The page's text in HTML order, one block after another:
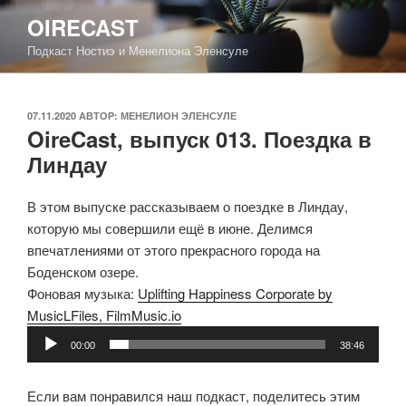
Перейти
содержимому
OIRECAST
Подкаст Ностиэ и Менелиона Эленсуле
ОПУБЛИКОВАНО
07.11.2020 АВТОР: МЕНЕЛИОН ЭЛЕНСУЛЕ
OireCast, выпуск 013. Поездка в
Линдау
В этом выпуске рассказываем о поездке в Линдау,
которую мы совершили ещё в июне. Делимся
впечатлениями от этого прекрасного города на
Боденском озере.
Фоновая музыка: Uplifting Happiness Corporate by
MusicLFiles, FilmMusic.io
Аудиоплеер
00:00 38:46
Если вам понравился наш подкаст, поделитесь этим